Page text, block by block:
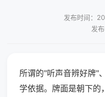
发布时间：
发
所谓的"听声音辨好牌"
学依据。牌面是朝下的